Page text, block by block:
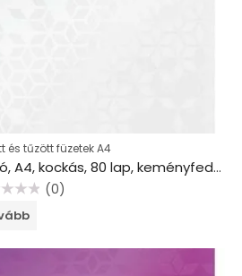
és tűzött füzetek A4
Beíró, A4, kockás, 80 lap, keményfedeles, LEITZ “Wow”, fehér
(0)